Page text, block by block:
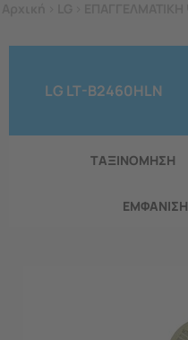
LG LT-B2460HLN
ΤΑΞΙΝΟΜΗΣΗ
ΕΜΦΑNΙΣΗ